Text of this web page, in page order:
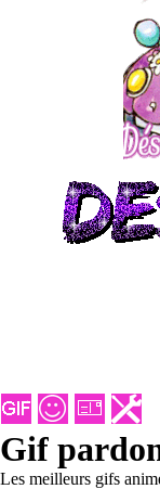
Gif
Les meilleurs gifs